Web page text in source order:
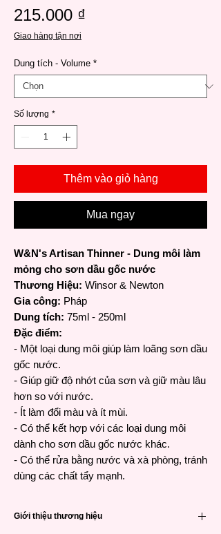
215.000 ₫
Giao hàng tận nơi
Dung tích - Volume *
Số lượng *
Thêm vào giỏ hàng
Mua ngay
W&N's Artisan Thinner - Dung môi làm
mỏng cho sơn dầu gốc nước
Thương Hiệu: Winsor & Newton
Gia công: Pháp
Dung tích: 75ml - 250ml
Đặc điểm:
- Một loại dung môi giúp làm loãng sơn dầu
gốc nước.
- Giúp giữ độ nhớt của sơn và giữ màu lâu
hơn so với nước.
- Ít làm đổi màu và ít mùi.
- Có thể kết hợp với các loại dung môi
dành cho sơn dầu gốc nước khác.
- Có thể rửa bằng nước và xà phòng, tránh
dùng các chất tẩy mạnh.
Giới thiệu thương hiệu